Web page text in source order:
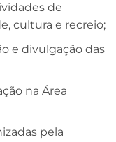
de
cultura e recreio;
e divulgação das
na Área
pela